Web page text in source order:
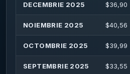
DECEMBRIE 2025 $36,90
NOIEMBRIE 2025 $40,56
OCTOMBRIE 2025 $39,99
SEPTEMBRIE 2025 $33,55